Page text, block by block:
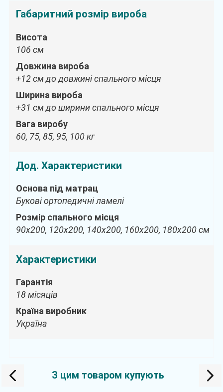
Габаритний розмір вироба
Висота
106 см
Довжина вироба
+12 см до довжині спального місця
Ширина вироба
+31 см до ширини спального місця
Вага виробу
60, 75, 85, 95, 100 кг
Дод. Характеристики
Основа під матрац
Букові ортопедичні ламелі
Розмір спального місця
90х200, 120х200, 140х200, 160х200, 180х200 см
Характеристики
Гарантія
18 місяців
Країна виробник
Україна
З цим товаром купують